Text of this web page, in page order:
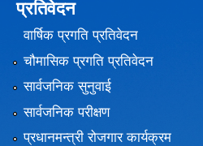
प्रतिवेदन
वार्षिक प्रगति प्रतिवेदन
चौमासिक प्रगति प्रतिवेदन
सार्वजनिक सुनुवाई
सार्वजनिक परीक्षण
प्रधानमन्त्री रोजगार कार्यक्रम